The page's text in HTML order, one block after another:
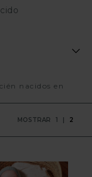
nacidos en
MOSTRAR 1 | 2